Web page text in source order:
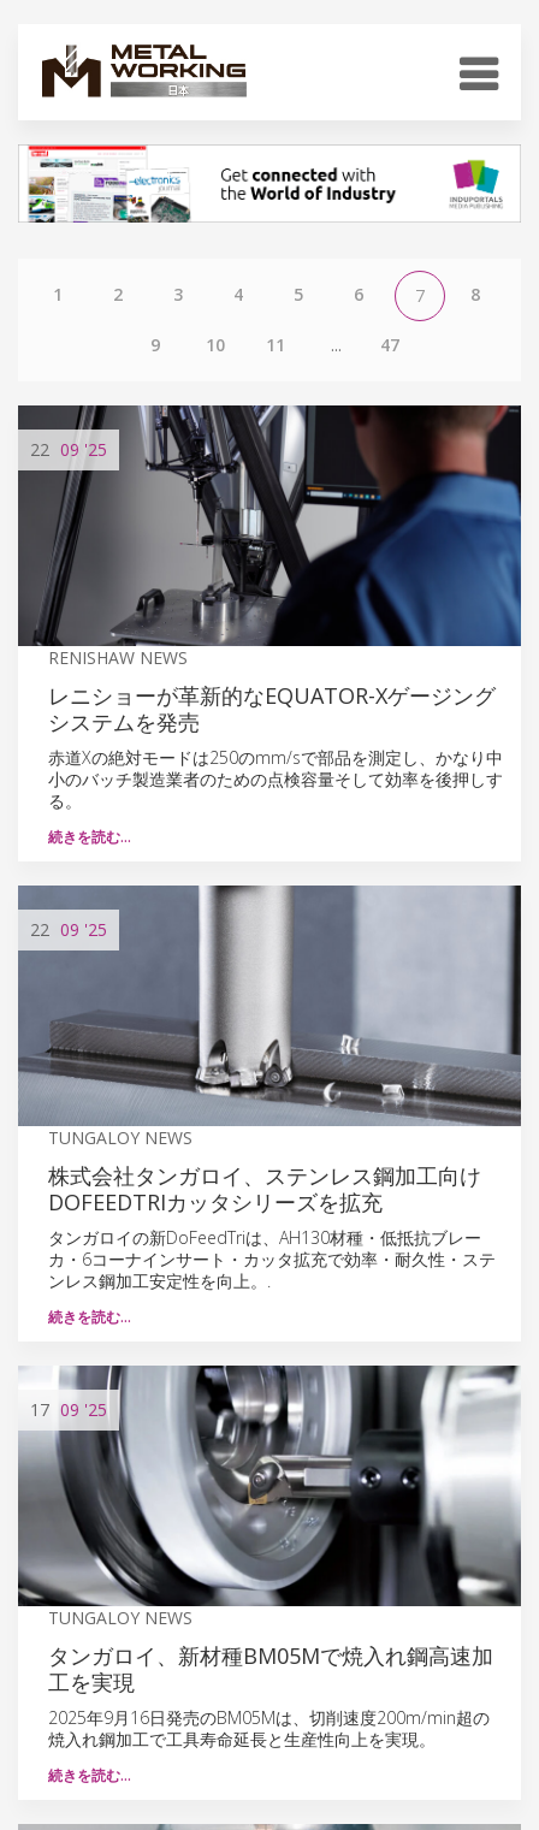
1 2 3 4 5 6 7 8
9 10 11 ... 47
22 09 '25
RENISHAW NEWS
レニショーが革新的なEQUATOR-Xゲージング
システムを発売
赤道Xの絶対モードは250のmm/sで部品を測定し、かなり中
小のバッチ製造業者のための点検容量そして効率を後押しす
る。
続きを読む…
22 09 '25
TUNGALOY NEWS
株式会社タンガロイ、ステンレス鋼加工向け
DOFEEDTRIカッタシリーズを拡充
タンガロイの新DoFeedTriは、AH130材種・低抵抗ブレー
カ・6コーナインサート・カッタ拡充で効率・耐久性・ステ
ンレス鋼加工安定性を向上。.
続きを読む…
17 09 '25
TUNGALOY NEWS
タンガロイ、新材種BM05Mで焼入れ鋼高速加
工を実現
2025年9月16日発売のBM05Mは、切削速度200m/min超の
焼入れ鋼加工で工具寿命延長と生産性向上を実現。
続きを読む…